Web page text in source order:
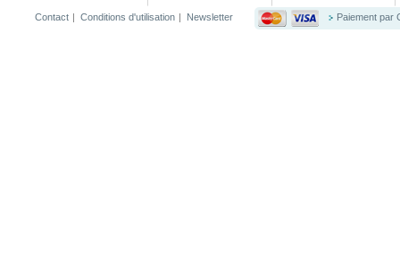
Contact Conditions d'utilisation Newsletter Paiement par